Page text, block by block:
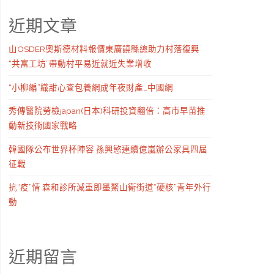
近期文章
山OSDER奧斯德材料報價東廣饒縣總助力村落復興
“共富工坊”帶動村平易近就近失業增收
“小柳編”織甜心查包養網成年夜財產_中國網
秀傳醫院勞檢japan(日本)科研投資翻倍：高市早苗推
動新技術國家戰略
韓國隊公布世界杯陣容 孫興慜連續億嵐辦公家具四屆
征戰
抗“疫”情 森和診所減重即墨鰲山衛街道“硬核”青年外行
動
近期留言